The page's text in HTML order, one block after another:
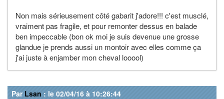
Non mais sérieusement côté gabarit j'adore!!! c'est musclé,
vraiment pas fragile, et pour remonter dessus en balade
ben impeccable (bon ok moi je suis devenue une grosse
glandue je prends aussi un montoir avec elles comme ça
j'ai juste à enjamber mon cheval looool)
Par Lsan : le 02/04/16 à 10:26:44